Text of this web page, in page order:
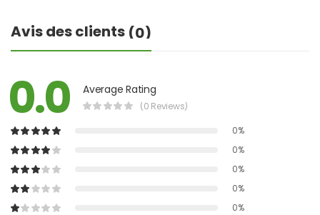
Avis des clients (0)
0.0 Average Rating
(0 Reviews)
0%
0%
0%
0%
0%